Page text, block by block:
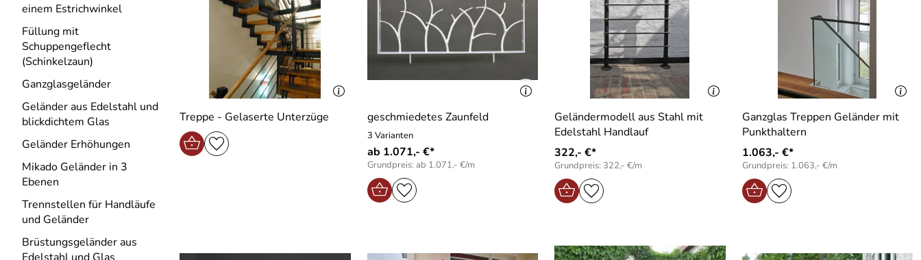
einem Estrichwinkel
Füllung mit
Schuppengeflecht
(Schinkelzaun)
Ganzglasgeländer
Geländer aus Edelstahl und
blickdichtem Glas
Geländer Erhöhungen
Mikado Geländer in 3
Ebenen
Trennstellen für Handläufe
und Geländer
Brüstungsgeländer aus
Treppe - Gelaserte Unterzüge geschmiedetes Zaunfeld
3 Varianten
ab 1.071,- €*
Grundpreis: ab 1.071,- €/m
Geländermodell aus Stahl mit
Edelstahl Handlauf
322,- €*
Grundpreis: 322,- €/m
Ganzglas Treppen Geländer mit
Punkthaltern
1.063,- €*
Grundpreis: 1.063,- €/m